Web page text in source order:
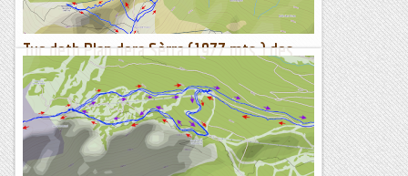
Tuc deth Plan dera Sèrra (1977 mts.) des
del Col du Portillon (1293 mts.)
Itinerari marcat amb el rellotge Suunto Traverse.La feina
principal d'aquestes darreres nits a l'arribar a casa després de
treballar, ha estat mirar de buscar algun lloc al...
Sortides a Muntanya